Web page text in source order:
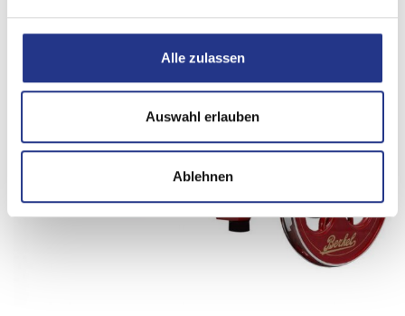
Alle zulassen
Auswahl erlauben
Ablehnen